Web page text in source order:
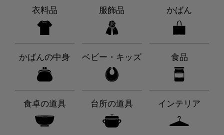
衣料品 服飾品 かばん
かばんの中身 ベビー・キッズ 食品
食卓の道具 台所の道具 インテリア